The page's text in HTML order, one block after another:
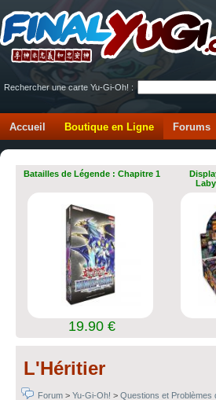
Rechercher une carte Yu-Gi-Oh! :
Accueil Boutique en Ligne Forums
Batailles de Légende : Chapitre 1
19.90 €
L'Héritier
Forum > Yu-Gi-Oh! > Questions et Problèmes